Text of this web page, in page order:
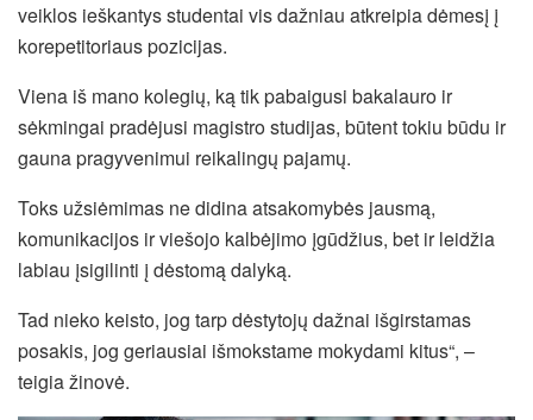
veiklos ieškantys studentai vis dažniau atkreipia dėmesį į
korepetitoriaus pozicijas.
Viena iš mano kolegių, ką tik pabaigusi bakalauro ir
sėkmingai pradėjusi magistro studijas, būtent tokiu būdu ir
gauna pragyvenimui reikalingų pajamų.
Toks užsiėmimas ne didina atsakomybės jausmą,
komunikacijos ir viešojo kalbėjimo įgūdžius, bet ir leidžia
labiau įsigilinti į dėstomą dalyką.
Tad nieko keisto, jog tarp dėstytojų dažnai išgirstamas
posakis, jog geriausiai išmokstame mokydami kitus“, –
teigia žinovė.